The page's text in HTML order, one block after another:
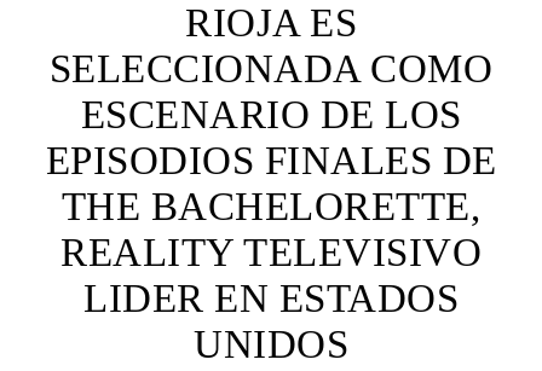
RIOJA ES
SELECCIONADA COMO
ESCENARIO DE LOS
EPISODIOS FINALES DE
THE BACHELORETTE,
REALITY TELEVISIVO
LIDER EN ESTADOS
UNIDOS